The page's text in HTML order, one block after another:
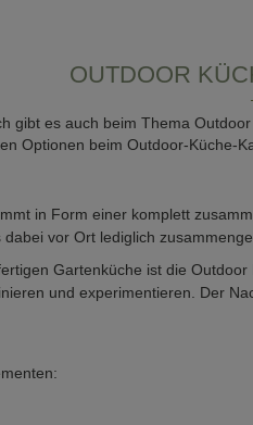
OUTDOOR
gibt es auch beim Thema
Optionen beim Outdoor-Küche-
in Form einer komplett
vor Ort lediglich
Gartenküche ist die
und experimentieren. Der